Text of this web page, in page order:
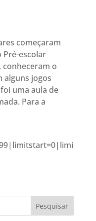
começaram
Pré-escolar
conheceram o
alguns jogos
uma aula de
Para a